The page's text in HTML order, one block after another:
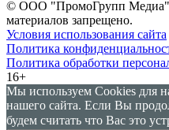
© ООО "ПромоГрупп Медиа",
материалов запрещено.
Условия использования сайта
Политика
Политика обработки
16+
Мы используем Cookies для
нашего сайта. Если Вы
будем считать что Вас это